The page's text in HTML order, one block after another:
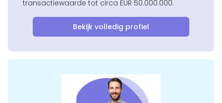
transactiewaarde tot circa EUR 50.000.000.
Bekijk volledig profiel